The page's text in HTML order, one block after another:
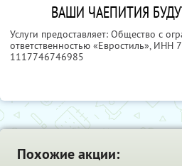
ВАШИ ЧАЕПИТИЯ
Услуги предоставляет: Общество с
ответственностью «Евростиль», ИНН
1117746746985
Похожие акции: